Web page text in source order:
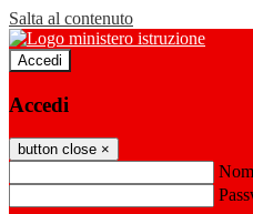
Salta al contenuto
Accedi
Accedi
button close ×